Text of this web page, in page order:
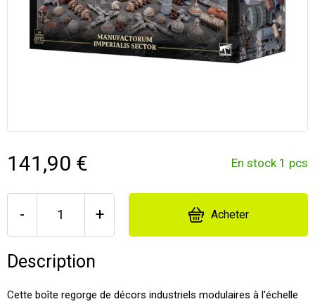
141,90 € En stock 1 pcs
- + Acheter
Description
Cette boîte regorge de décors industriels modulaires à l'échelle